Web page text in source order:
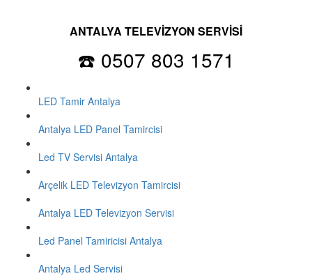
ANTALYA TELEVİZYON SERVİSİ
☎️ 0507 803 1571
LED Tamir Antalya
Antalya LED Panel Tamircisi
Led TV Servisi Antalya
Arçelik LED Televizyon Tamircisi
Antalya LED Televizyon Servisi
Led Panel Tamiricisi Antalya
Antalya Led Servisi